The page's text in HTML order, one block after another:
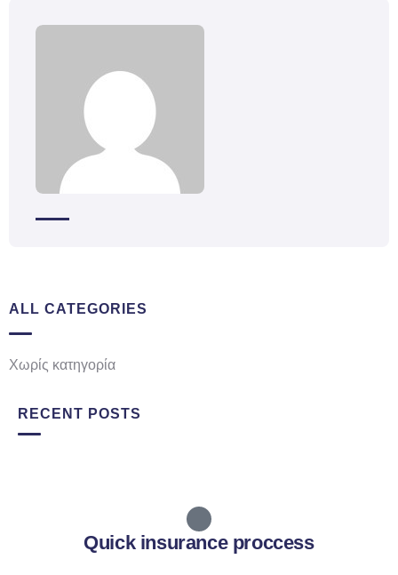
ALL CATEGORIES
Χωρίς κατηγορία
RECENT POSTS
Quick insurance proccess